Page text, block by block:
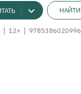
НАЙТИ
12+ 9785386020996